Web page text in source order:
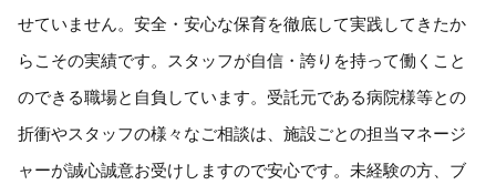
せていません。安全・安心な保育を徹底して実践してきたか
らこその実績です。スタッフが自信・誇りを持って働くこと
のできる職場と自負しています。受託元である病院様等との
折衝やスタッフの様々なご相談は、施設ごとの担当マネージ
ャーが誠心誠意お受けしますので安心です。未経験の方、ブ